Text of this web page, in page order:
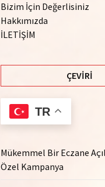
Bizim İçin Değerlisiniz
Hakkımızda
İLETİŞİM
ÇEVIRI
TR
Mükemmel Bir Eczane
Özel Kampanya